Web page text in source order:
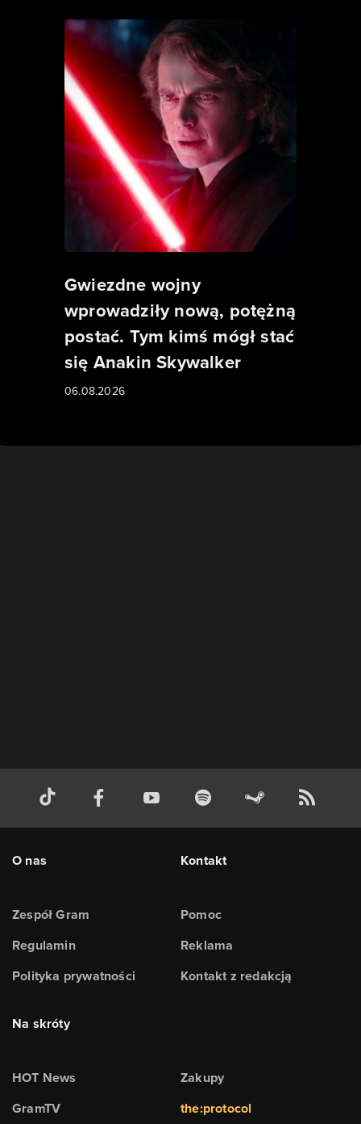
Gwiezdne wojny
wprowadziły nową, potężną
postać. Tym kimś mógł stać
się Anakin Skywalker
06.08.2026
O nas
Zespół Gram
Regulamin
Polityka prywatności
Kontakt
Pomoc
Reklama
Kontakt z redakcją
Na skróty
HOT News
GramTV
Zakupy
the:protocol